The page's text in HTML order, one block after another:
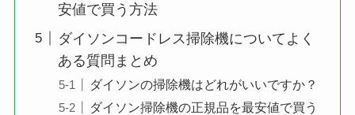
安値で買う方法
ダイソンコードレス掃除機についてよく
ある質問まとめ
ダイソンの掃除機はどれがいいですか？
ダイソン掃除機の正規品を最安値で買う